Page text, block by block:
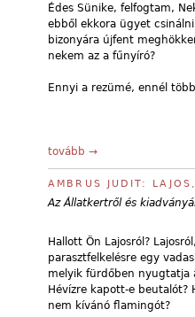
Édes Sünike, felfogtam,
ebből ekkora ügyet
bizonyára újfent
nekem az a fűnyíró?
Ennyi a rezümé, ennél
tovább →
AMBRUS JUDIT:
Az Állatkertről és
Hallott Ön Lajosról?
parasztfelkelésre egy
melyik fürdőben nyugtatja
Hévízre kapott-e beutalót?
nem kívánó flamingót?